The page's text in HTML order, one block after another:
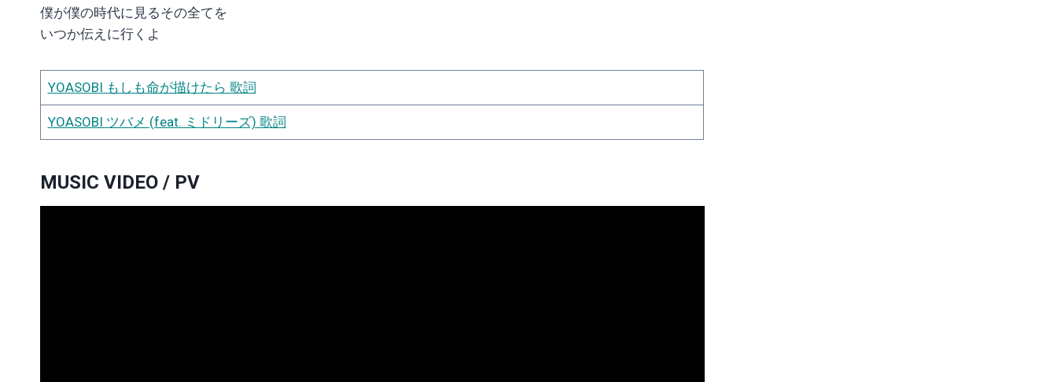
僕が僕の時代に見るその全てを
いつか伝えに行くよ
YOASOBI もしも命が描けたら 歌詞
YOASOBI ツバメ (feat. ミドリーズ) 歌詞
MUSIC VIDEO / PV